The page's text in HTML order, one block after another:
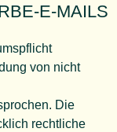
E-MAILS
von nicht
Die
rechtliche